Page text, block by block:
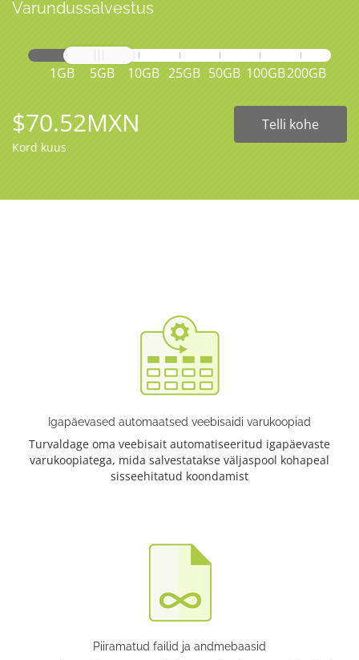
Varundussalvestus
1GB 5GB 10GB 25GB 50GB 100GB200GB
$70.52MXN
Kord kuus
Telli kohe
Igapäevased automaatsed veebisaidi varukoopiad
Turvaldage oma veebisait automatiseeritud igapäevaste
varukoopiatega, mida salvestatakse väljaspool kohapeal
sisseehitatud koondamist
Piiramatud failid ja andmebaasid